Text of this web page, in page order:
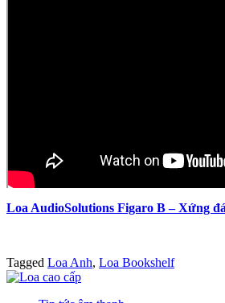
Loa AudioSolutions Figaro B – Xứng
Tagged Loa Anh, Loa Bookshelf